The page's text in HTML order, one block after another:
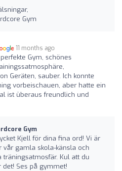
Gym
11 months ago
Gym, schönes
Geräten, sauber. Ich konnte
vorbeischauen, aber hatte ein
ist überaus freundlich und
Gym
Kjell för dina fina ord! Vi är
vår gamla skola-känsla och
träningsatmosfär. Kul att du
det! Ses på gymmet!